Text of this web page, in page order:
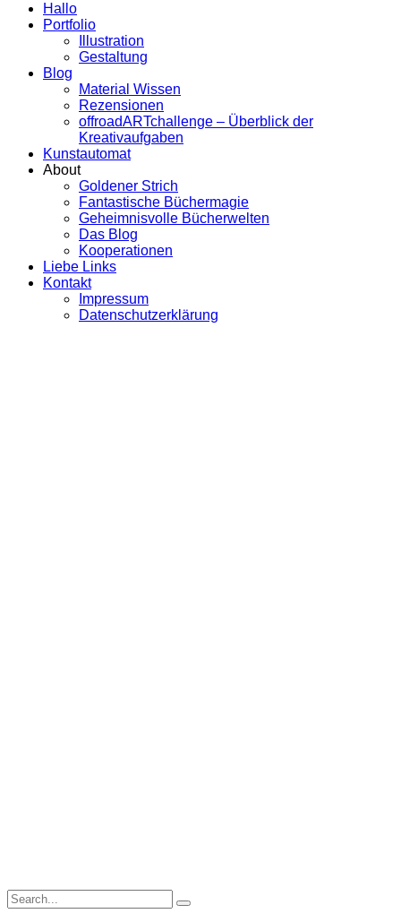
Hallo
Portfolio
Illustration
Gestaltung
Blog
Material Wissen
Rezensionen
offroadARTchallenge – Überblick der
Kreativaufgaben
Kunstautomat
About
Goldener Strich
Fantastische Büchermagie
Geheimnisvolle Bücherwelten
Das Blog
Kooperationen
Liebe Links
Kontakt
Impressum
Datenschutzerklärung